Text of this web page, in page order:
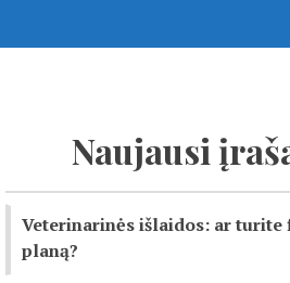
Naujausi
Veterinarinės išlaidos: ar turite
planą?